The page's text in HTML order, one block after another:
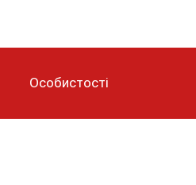
Особистості